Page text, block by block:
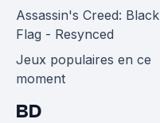
Assassin's Creed: Black
Flag - Resynced
Jeux populaires en ce
moment
BD